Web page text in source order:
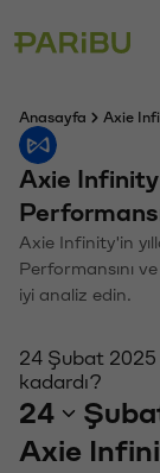
Anasayfa Axie
Axie
Axie Infinity'in
Performansını
iyi analiz edin.
24 Şubat
kadardı?
24
Axie